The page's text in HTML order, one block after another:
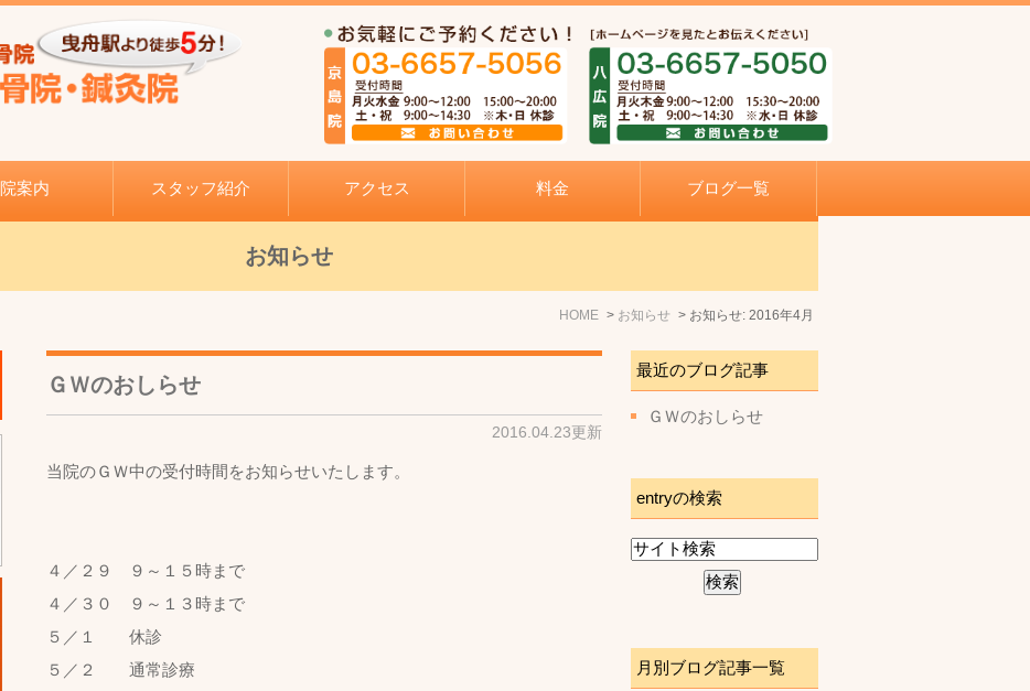
院案内 スタッフ紹介 アクセス 料金 ブログ一覧
お知らせ
HOME お知らせ お知らせ: 2016年4月
ＧＷのおしらせ
2016.04.23更新
当院のＧＷ中の受付時間をお知らせいたします。
４／２９ ９～１５時まで
４／３０ ９～１３時まで
５／１ 休診
５／２ 通常診療
最近のブログ記事
ＧＷのおしらせ
entryの検索
月別ブログ記事一覧